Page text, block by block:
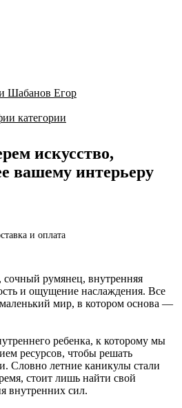
Шабанов Егор
категории
искусство,
вашему интерьеру
и оплата
сочный румянец, внутренняя
и ощущение наслаждения. Все
маленький мир, в котором основа —
ребенка, к которому мы
ресурсов, чтобы решать
Словно летние каникулы стали
стоит лишь найти свой
внутренних сил.